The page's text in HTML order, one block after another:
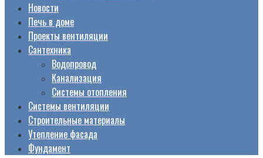
Новости
Печь в доме
Проекты вентиляции
Сантехника
Водопровод
Канализация
Системы отопления
Системы вентиляции
Строительные материалы
Утепление фасада
Фундамент